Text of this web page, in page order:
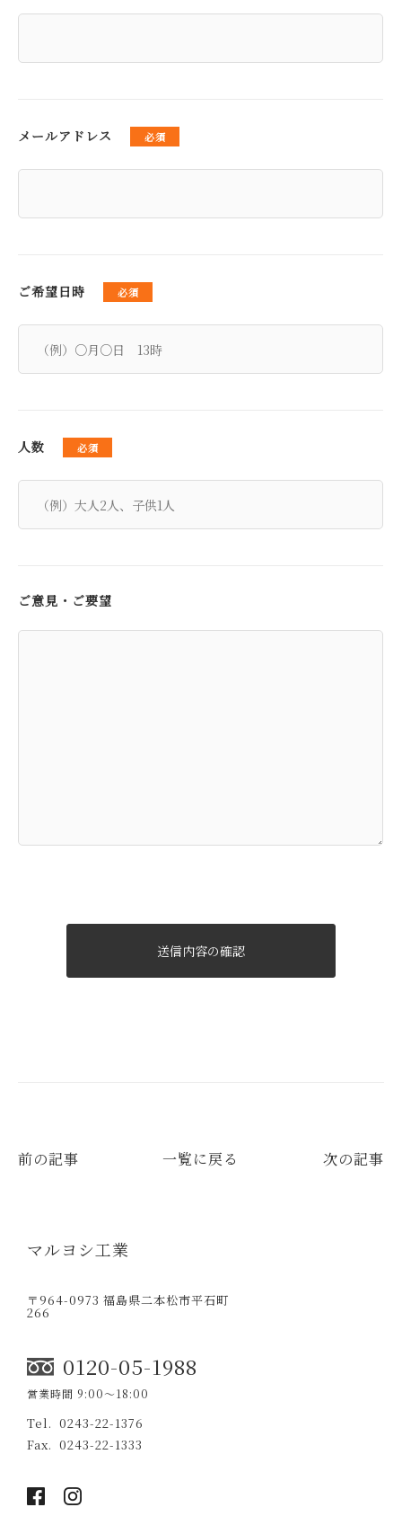
メールアドレス
ご希望日時
人数
ご意見・ご要望
前の記事 一覧に戻る 次の記事
マルヨシ工業
〒964-0973 福島県二本松市平石町
266
0120-05-1988
営業時間 9:00〜18:00
0243-22-1376
0243-22-1333